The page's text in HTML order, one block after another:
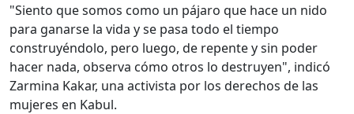
"Siento que somos como un pájaro que hace un nido
para ganarse la vida y se pasa todo el tiempo
construyéndolo, pero luego, de repente y sin poder
hacer nada, observa cómo otros lo destruyen", indicó
Zarmina Kakar, una activista por los derechos de las
mujeres en Kabul.